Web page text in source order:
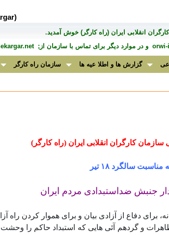
انقلابی ايران (راه کارگر) خوش آمديد.
orwi- و در موارد ديگر برای تماس با سازمان از;
گزارش ها و اطلا عیه ها سازمان راه کارگر
سازمان کارگران انقلابی ایران (راه کارگر)
مناسبت سالگرد ۱۸ تیر
و گردهم آئی هایی که استبداد حاکم را